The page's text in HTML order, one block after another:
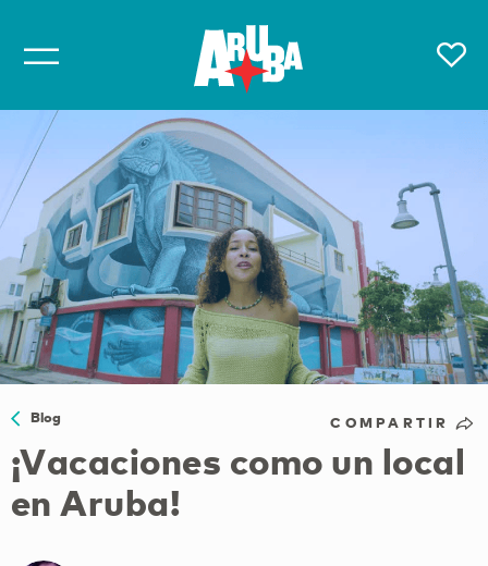
Blog COMPARTIR
¡Vacaciones como un local
en Aruba!